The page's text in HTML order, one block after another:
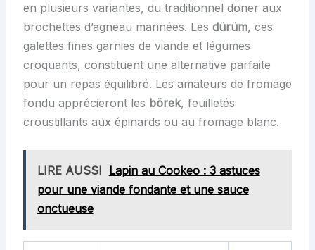
en plusieurs variantes, du traditionnel döner aux
brochettes d’agneau marinées. Les dürüm, ces
galettes fines garnies de viande et légumes
croquants, constituent une alternative parfaite
pour un repas équilibré. Les amateurs de fromage
fondu apprécieront les börek, feuilletés
croustillants aux épinards ou au fromage blanc.
LIRE AUSSI Lapin au Cookeo : 3 astuces
pour une viande fondante et une sauce
onctueuse